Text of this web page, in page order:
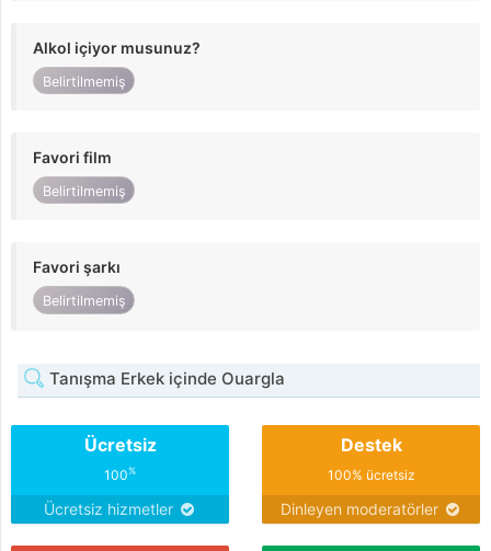
Alkol içiyor musunuz?
Belirtilmemiş
Favori film
Belirtilmemiş
Favori şarkı
Belirtilmemiş
Tanışma Erkek içinde Ouargla
Ücretsiz
100%
Ücretsiz hizmetler
Destek
100% ücretsiz
Dinleyen moderatörler